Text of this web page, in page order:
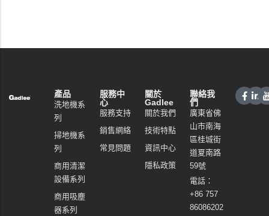
產品
洗地機系
列
掃地機系
列
商用清潔
設備系列
商用吸塵
器系列
服務中
心
服務支持
銷售網絡
常見問題
關於
Gadlee
關於我們
技術特點
資訊中心
隱私政策
聯絡我
們
廣東省佛
山市南海
區桂城街
道夏南路
59號
電話：
+86 757
86086202